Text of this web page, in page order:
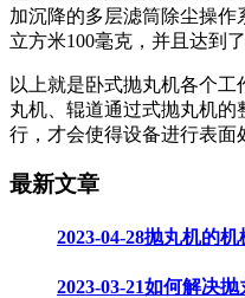
加沉降的多层滤筒除尘操
立方米100毫克，并且达到
以上就是卧式抛丸机各个
丸机、辊道通过式抛丸机
行，才会使得设备进行表面
最新文章
2023-04-28抛丸机的机
2023-03-21如何解决抛